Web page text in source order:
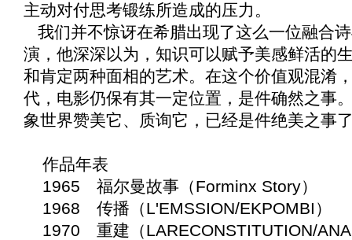
主动对付思考锻练所造成的压力。
我们并不惊讶在希腊出现了这么一位融合
演，他深深以为，知识可以赋予美感鲜活的
和肯定两种面相的艺术。在这个价值观混淆
代，电影仍保有其一定位置，是件确然之事
象世界赞美它、质询它，已经是件绝美之事
作品年表
1965 福尔曼故事（Forminx Story）
1968 传播（L'EMSSION/EKPOMBI）
1970 重建（LARECONSTITUTION/